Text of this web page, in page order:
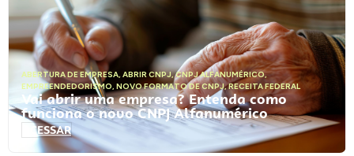
ABERTURA DE EMPRESA, ABRIR CNPJ,CNPJ ALFANUMÉRICO,
EMPREENDEDORISMO, NOVO FORMATO DE CNPJ,RECEITA FEDERAL
Vai abrir uma empresa? Entenda como
funciona o novo CNPJ Alfanumérico
ACESSAR